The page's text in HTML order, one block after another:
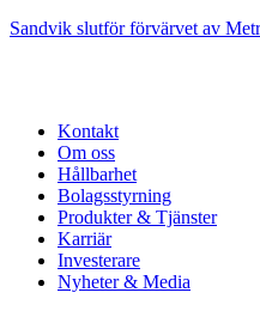
Sandvik slutför förvärvet av
Kontakt
Om oss
Hållbarhet
Bolagsstyrning
Produkter & Tjänster
Karriär
Investerare
Nyheter & Media